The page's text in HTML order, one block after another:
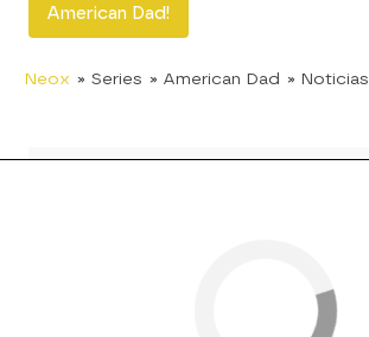
American Dad!
Neox » Series » American Dad » Noticias